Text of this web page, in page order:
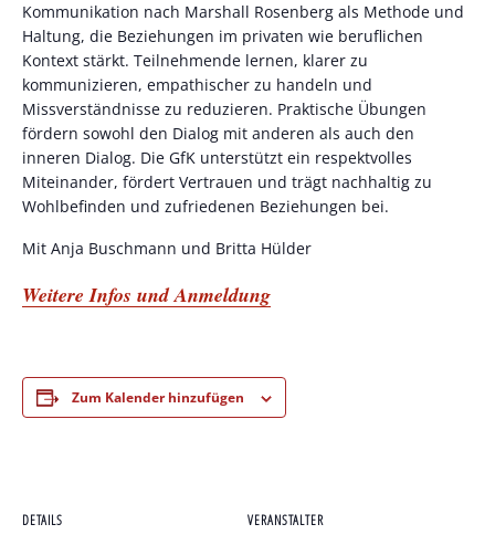
Kommunikation nach Marshall Rosenberg als Methode und
Haltung, die Beziehungen im privaten wie beruflichen
Kontext stärkt. Teilnehmende lernen, klarer zu
kommunizieren, empathischer zu handeln und
Missverständnisse zu reduzieren. Praktische Übungen
fördern sowohl den Dialog mit anderen als auch den
inneren Dialog. Die GfK unterstützt ein respektvolles
Miteinander, fördert Vertrauen und trägt nachhaltig zu
Wohlbefinden und zufriedenen Beziehungen bei.
Mit Anja Buschmann und Britta Hülder
Weitere Infos und Anmeldung
Zum Kalender hinzufügen
DETAILS VERANSTALTER